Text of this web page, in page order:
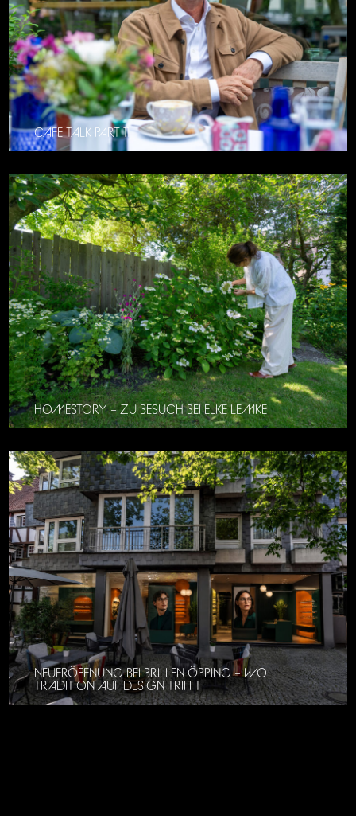
CAFE TALK PART 11
HOMESTORY – ZU BESUCH BEI ELKE LEMKE
NEUERÖFFNUNG BEI BRILLEN ÖPPING – WO
TRADITION AUF DESIGN TRIFFT